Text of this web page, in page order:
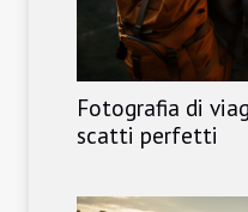
Fotografia di
scatti perfetti